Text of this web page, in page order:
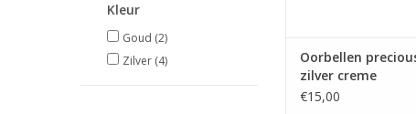
Kleur
Goud (2)
Zilver (4)
Oorbellen
zilver creme
€15,00